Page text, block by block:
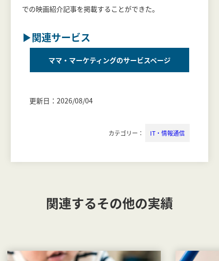
での映画紹介記事を掲載することができた。
▶関連サービス
ママ・マーケティングのサービスページ
更新日：2026/08/04
カテゴリー： IT・情報通信
関連するその他の実績